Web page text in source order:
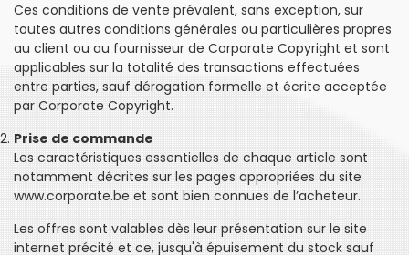
Ces conditions de vente prévalent, sans exception, sur
toutes autres conditions générales ou particulières propres
au client ou au fournisseur de Corporate Copyright et sont
applicables sur la totalité des transactions effectuées
entre parties, sauf dérogation formelle et écrite acceptée
par Corporate Copyright.
Prise de commande
Les caractéristiques essentielles de chaque article sont
notamment décrites sur les pages appropriées du site
www.corporate.be et sont bien connues de l’acheteur.
Les offres sont valables dès leur présentation sur le site
internet précité et ce, jusqu'à épuisement du stock sauf